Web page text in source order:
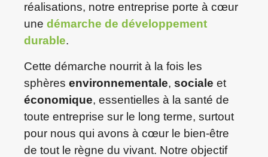
réalisations, notre entreprise porte à cœur
une démarche de développement
durable.
Cette démarche nourrit à la fois les
sphères environnementale, sociale et
économique, essentielles à la santé de
toute entreprise sur le long terme, surtout
pour nous qui avons à cœur le bien-être
de tout le règne du vivant. Notre objectif